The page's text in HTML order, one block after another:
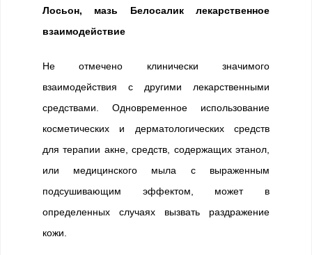
Лосьон, мазь Белосалик лекарственное
взаимодействие
Не отмечено клинически значимого
взаимодействия с другими лекарственными
средствами. Одновременное использование
косметических и дерматологических средств
для терапии акне, средств, содержащих этанол,
или медицинского мыла с выраженным
подсушивающим эффектом, может в
определенных случаях вызвать раздражение
кожи.